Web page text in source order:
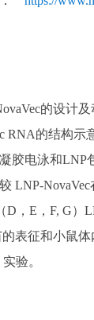
的设计
RNA的结构示
胶电泳和LNP
LNP-
，E，F, G）
表征和小鼠
实验。